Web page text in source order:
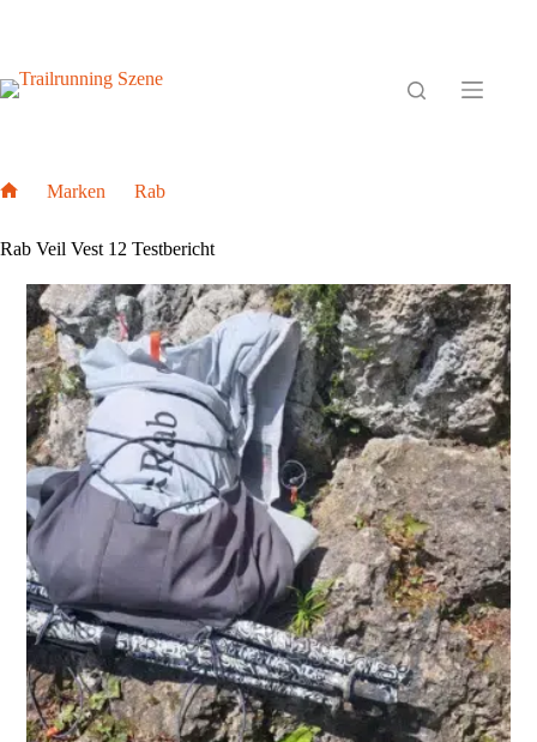
Marken Rab
Rab Veil Vest 12 Testbericht